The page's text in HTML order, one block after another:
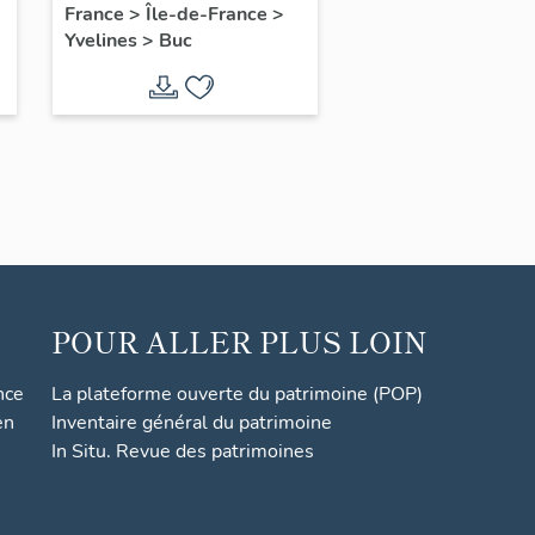
France > Île-de-France >
Yvelines> Buc
POUR ALLER PLUS LOIN
La plateforme ouverte du patrimoine (POP)
Inventaire général du patrimoine
In Situ. Revue des patrimoines